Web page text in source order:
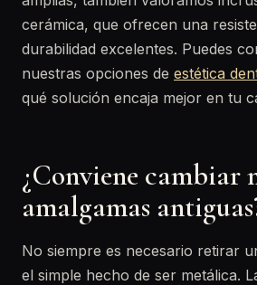
cerámica, que ofrecen una
durabilidad excelentes. Puedes
nuestras opciones de estética
qué solución encaja mejor en tu
¿Conviene cambiar
amalgamas
No siempre es necesario retirar
el simple hecho de ser metálica.